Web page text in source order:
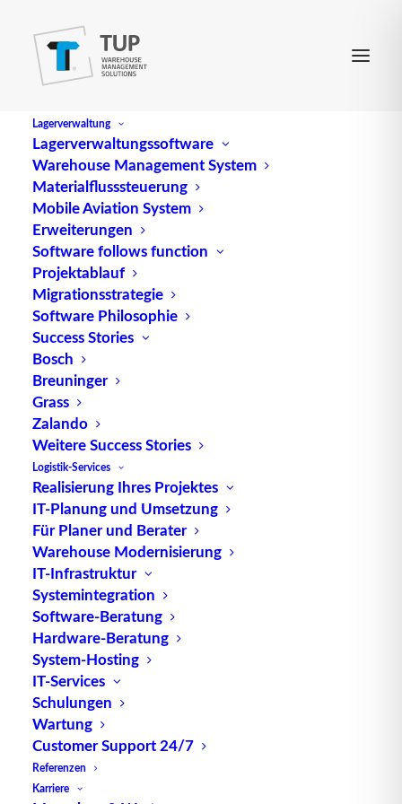
Lagerverwaltung
Lagerverwaltungssoftware
Warehouse Management System
Materialflusssteuerung
Mobile Aviation System
Erweiterungen
Software follows function
Projektablauf
Migrationsstrategie
Software Philosophie
Success Stories
Bosch
Breuninger
Grass
Zalando
Weitere Success Stories
Logistik-Services
Realisierung Ihres Projektes
IT-Planung und Umsetzung
Für Planer und Berater
Warehouse Modernisierung
IT-Infrastruktur
Systemintegration
Software-Beratung
Hardware-Beratung
System-Hosting
IT-Services
Schulungen
Wartung
Customer Support 24/7
Referenzen
Karriere
Gliederungsmöglichkeiten
von Kennzahlensystemen
Es gibt verschiedene Varianten, um
Kennzahlensystemezu ordnen. Die Einordnung
dient letztlich dazu, sich einen Überblick über die
Kennzahlensysteme zu verschaffen.
Einerseits können Kennzahlensysteme anhand von
sechs verschiedenen
Systematisierungsmerkmalen
werden Andererseits gibt es nicht nur reine
Ausprägungen. Stattdessen existieren auch
entsprechende Mischformen. Diese
Systematisierungsmerkmale lauten:
Verknüpfung der Elemente (Rechensysteme und
Ordnungssysteme)